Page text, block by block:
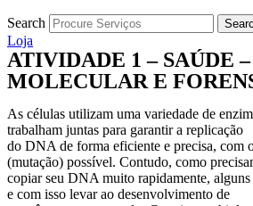
Search
Loja
ATIVIDADE 1 – SAÚDE
MOLECULAR E
As células utilizam uma variedade de
trabalham juntas para garantir a replicação
do DNA de forma eficiente e precisa, com
(mutação) possível. Contudo, como
copiar seu DNA muito rapidamente, alguns
e com isso levar ao desenvolvimento de